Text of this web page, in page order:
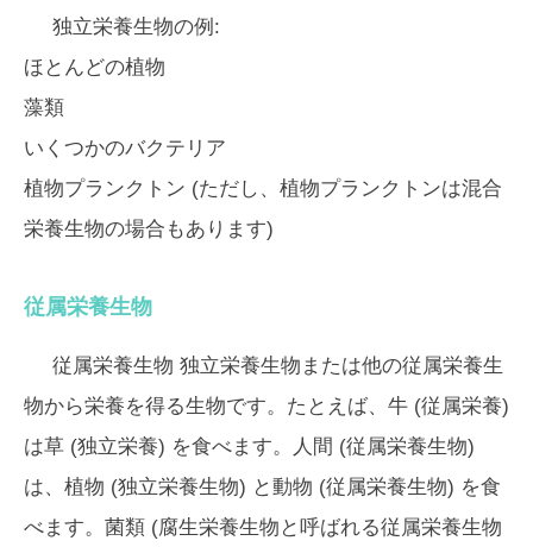
独立栄養生物の例:
ほとんどの植物
藻類
いくつかのバクテリア
植物プランクトン (ただし、植物プランクトンは混合
栄養生物の場合もあります)
従属栄養生物
従属栄養生物 独立栄養生物または他の従属栄養生
物から栄養を得る生物です。たとえば、牛 (従属栄養)
は草 (独立栄養) を食べます。人間 (従属栄養生物)
は、植物 (独立栄養生物) と動物 (従属栄養生物) を食
べます。菌類 (腐生栄養生物と呼ばれる従属栄養生物